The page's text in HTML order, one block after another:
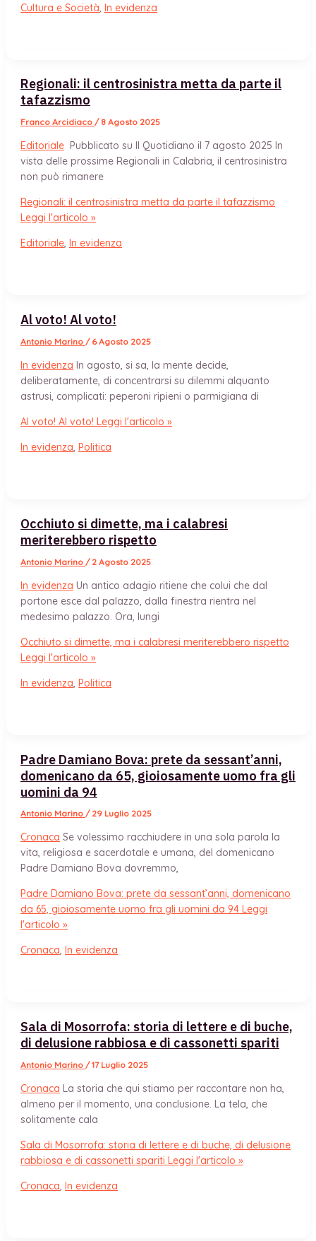
Cultura e Società In evidenza
Regionali: il centrosinistra metta da parte il
tafazzismo
Franco Arcidiaco / 8 Agosto 2025
Editoriale Pubblicato su Il Quotidiano il 7 agosto 2025 In
vista delle prossime Regionali in Calabria, il centrosinistra
non può rimanere
Regionali: il centrosinistra metta da parte il tafazzismo
Leggi l'articolo »
Editoriale, In evidenza
Al voto! Al voto!
Antonio Marino / 6 Agosto 2025
In evidenza In agosto, si sa, la mente decide,
deliberatamente, di concentrarsi su dilemmi alquanto
astrusi, complicati: peperoni ripieni o parmigiana di
Al voto! Al voto! Leggi l'articolo »
In evidenza, Politica
Occhiuto si dimette, ma i calabresi
meriterebbero rispetto
Antonio Marino / 2 Agosto 2025
In evidenza Un antico adagio ritiene che colui che dal
portone esce dal palazzo, dalla finestra rientra nel
medesimo palazzo. Ora, lungi
Occhiuto si dimette, ma i calabresi meriterebbero rispetto
Leggi l'articolo »
In evidenza, Politica
Padre Damiano Bova: prete da sessant’anni,
domenicano da 65, gioiosamente uomo fra gli
uomini da 94
Antonio Marino / 29 Luglio 2025
Cronaca Se volessimo racchiudere in una sola parola la
vita, religiosa e sacerdotale e umana, del domenicano
Padre Damiano Bova dovremmo,
Padre Damiano Bova: prete da sessant’anni, domenicano
da 65, gioiosamente uomo fra gli uomini da 94 Leggi
l'articolo »
Cronaca, In evidenza
Sala di Mosorrofa: storia di lettere e di buche,
di delusione rabbiosa e di cassonetti spariti
Antonio Marino /17 Luglio 2025
Cronaca La storia che qui stiamo per raccontare non ha,
almeno per il momento, una conclusione. La tela, che
solitamente cala
Sala di Mosorrofa: storia di lettere e di buche, di delusione
rabbiosa e di cassonetti spariti Leggi l'articolo »
Cronaca, In evidenza